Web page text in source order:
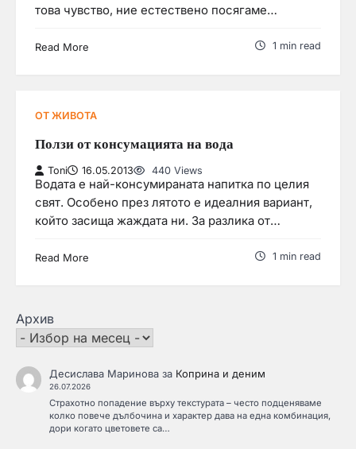
това чувство, ние естествено посягаме…
Read More 1 min read
ОТ ЖИВОТА
Ползи от консумацията на вода
Toni 16.05.2013 440 Views
Водата е най-консумираната напитка по целия
свят. Особено през лятото е идеалния вариант,
който засища жаждата ни. За разлика от…
Read More 1 min read
Архив
Десислава Мариноваза Коприна и деним
26.07.2026
Страхотно попадение върху текстурата – често подценяваме
колко повече дълбочина и характер дава на една комбинация,
дори когато цветовете са…